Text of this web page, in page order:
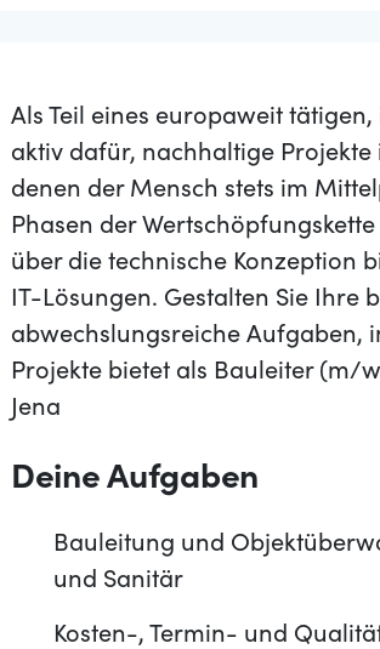
Als Teil eines europaweit
aktiv dafür, nachhaltige
denen der Mensch stets im
Phasen der
über die technische Konzeption
IT-Lösungen. Gestalten Sie Ihre
abwechslungsreiche Aufgaben,
Projekte bietet als Bauleiter (m/
Jena
Deine Aufgaben
Bauleitung und
und Sanitär
Kosten-, Termin- und